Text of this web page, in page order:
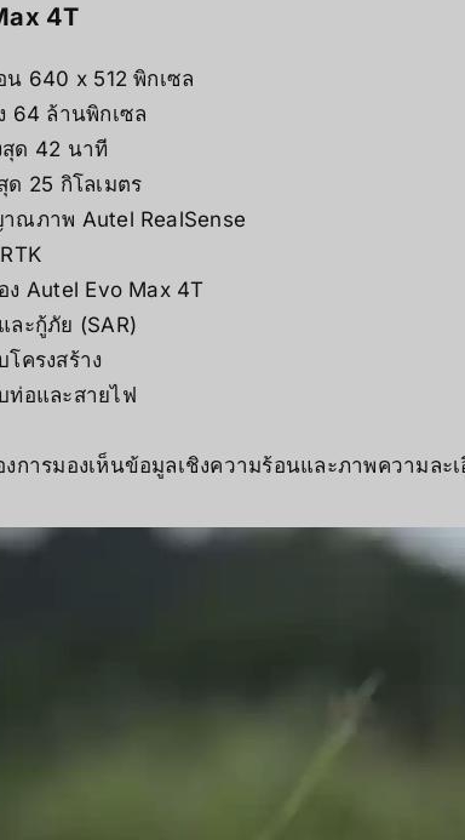
4T
น 640 x 512 พิกเซล
64 ล้านพิกเซล
ด 42 นาที
ด 25 กิโลเมตร
ณภาพ Autel RealSense
ง Autel Evo Max 4T
ละกู้ภัย (SAR)
ครงสร้าง
ท่อและสายไฟ
การมองเห็นข้อมูลเชิงความร้อนและภาพความละเ